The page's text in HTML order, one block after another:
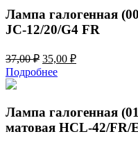
Лампа галогенная
JC-12/20/G4 FR
37,00₽ Первоначальная
цена
составляла
35,00 ₽Текущая
Подробнее
Лампа галогенная
матовая HCL-42/FR/